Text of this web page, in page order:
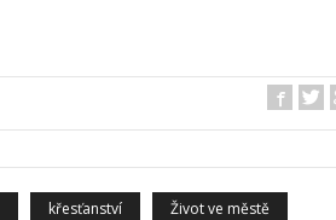
křesťanství Život ve městě